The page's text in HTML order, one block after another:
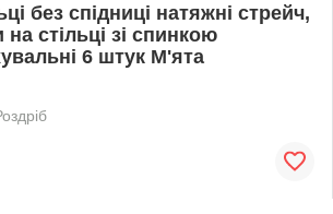
без спідниці натяжні стрейч,
стільці зі спинкою
6 штук М'ята